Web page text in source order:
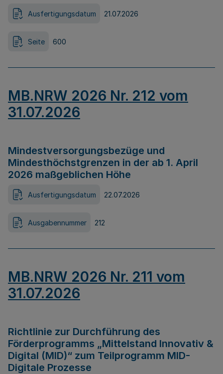
Ausfertigungsdatum 21.07.2026
Seite 600
MB.NRW 2026 Nr. 212 vom
31.07.2026
Mindestversorgungsbezüge und
Mindesthöchstgrenzen in der ab 1. April
2026 maßgeblichen Höhe
Ausfertigungsdatum 22.07.2026
Ausgabennummer 212
MB.NRW 2026 Nr. 211 vom
31.07.2026
Richtlinie zur Durchführung des
Förderprogramms „Mittelstand Innovativ &
Digital (MID)“ zum Teilprogramm MID-
Digitale Prozesse